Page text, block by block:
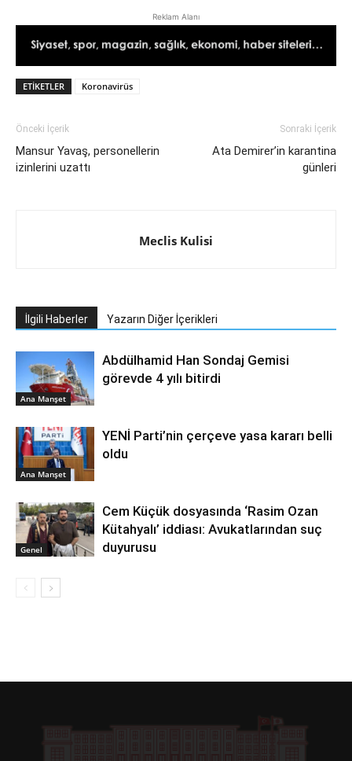
Reklam Alanı
ETIKETLER Koronavirüs
Önceki İçerik
Mansur Yavaş, personellerin
izinlerini uzattı
Sonraki İçerik
Ata Demirer’in karantina
günleri
Meclis Kulisi
İlgili Haberler Yazarın Diğer İçerikleri
Ana Manşet
Abdülhamid Han Sondaj Gemisi
görevde 4 yılı bitirdi
Ana Manşet
YENİ Parti’nin çerçeve yasa kararı belli
oldu
Genel
Cem Küçük dosyasında ‘Rasim Ozan
Kütahyalı’ iddiası: Avukatlarından suç
duyurusu